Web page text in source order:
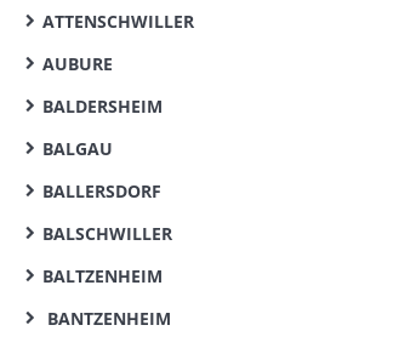
ATTENSCHWILLER
AUBURE
BALDERSHEIM
BALGAU
BALLERSDORF
BALSCHWILLER
BALTZENHEIM
BANTZENHEIM